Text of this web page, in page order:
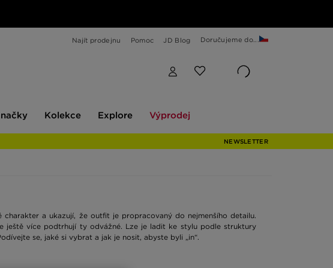
Najít prodejnu Pomoc JD Blog Doručujeme do...
Kolekce Explore Výprodej
NEWSLETTER
a ukazují, že outfit je propracovaný do nejmenšího detailu.
ještě více podtrhují ty odvážné. Lze je ladit ke stylu podle struktury
se, jaké si vybrat a jak je nosit, abyste byli „in“.